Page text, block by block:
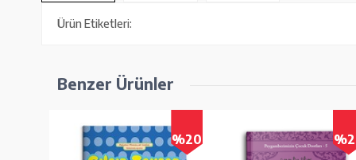
Ürün Etiketleri:
Benzer Ürünler
%20